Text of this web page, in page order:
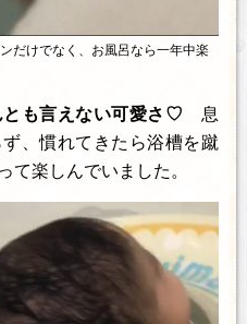
だけでなく、お風呂なら一年中楽
とも言えない可愛さ♡ 息
、慣れてきたら浴槽を蹴
て楽しんでいました。